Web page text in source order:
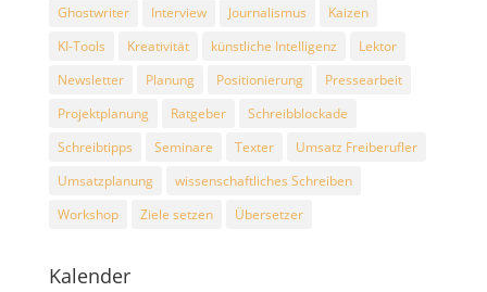
Ghostwriter
Interview Journalismus
Kaizen
KI-Tools
Kreativität künstliche Intelligenz
Lektor
Newsletter
Planung Positionierung
Pressearbeit
Projektplanung
Ratgeber
Schreibblockade
Schreibtipps
Seminare Texter
Umsatz Freiberufler
Umsatzplanung
wissenschaftliches Schreiben
Workshop
Ziele setzen Übersetzer
Kalender